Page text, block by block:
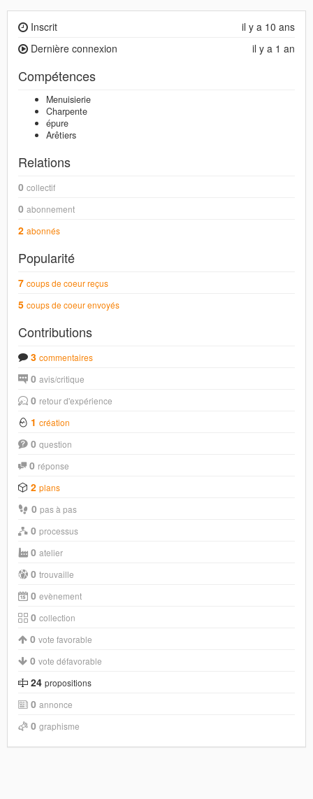
il y a 10 ans
Inscrit
il y a 1 an
Dernière connexion
Compétences
Menuisierie
Charpente
épure
Arêtiers
Relations
0 collectif
0 abonnement
2 abonnés
Popularité
7 coups de coeur reçus
5 coups de coeur envoyés
Contributions
3 commentaires
0 avis/critique
0 retour d'expérience
1 création
0 question
0 réponse
2 plans
0 pas à pas
0 processus
0 atelier
0 trouvaille
0 evènement
0 collection
0 vote favorable
0 vote défavorable
24 propositions
0 annonce
0 graphisme